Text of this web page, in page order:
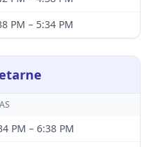
PM – 5:34 PM
PM – 6:38 PM